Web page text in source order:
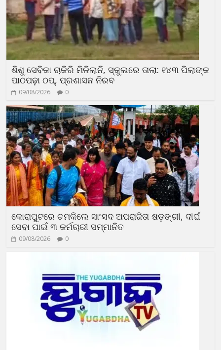
ଶିଶୁ ସେବିକା ଚାକିରି ମିଳିଲାନି, ସ୍କୁଲରେ ତାଲା: ୧୪୩ ପିଲାଙ୍କ
ପାଠପଢ଼ା ଠପ୍, ପ୍ରଶାସନ ନିରବ
09/08/2026 0
କୋରାପୁଟରେ ଚମକିଲେ ସାଂସଦ ଅପରାଜିତା ଷଡ଼ଙ୍ଗୀ, ଦୀର୍ଘ
ସେବା ପାଇଁ ୩ କର୍ମଚାରୀ ସମ୍ମାନିତ
09/08/2026 0